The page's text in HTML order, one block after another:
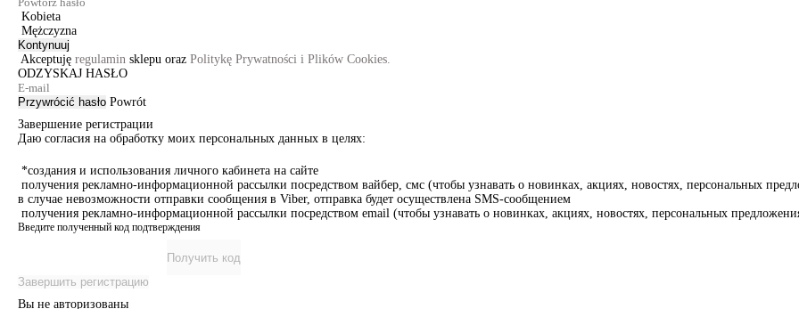
Kobieta
Mężczyzna
Kontynuuj
Akceptuję regulamin sklepu oraz Politykę Prywatności i Plików Cookies.
ODZYSKAJ HASŁO
Przywrócić hasło Powrót
Завершение регистрации
Даю согласия на обработку моих персональных данных в целях:
*создания и использования личного кабинета на сайте
получения рекламно-информационной рассылки посредством вайбер, смс (чтобы узнавать о новинках, акциях, новостях, персональных
в случае невозможности отправки сообщения в Viber, отправка будет осуществлена SMS-сообщением
получения рекламно-информационной рассылки посредством email (чтобы узнавать о новинках, акциях, новостях, персональных
Введите полученный код подтверждения
Получить код
Завершить регистрацию
Вы не авторизованы